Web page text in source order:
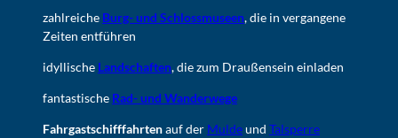
zahlreiche Burg- und Schlossmuseen, die in vergangene
Zeiten entführen
idyllische Landschaften, die zum Draußensein einladen
fantastische Rad- und Wanderwege
Fahrgastschifffahrtenauf der Muldeund Talsperre